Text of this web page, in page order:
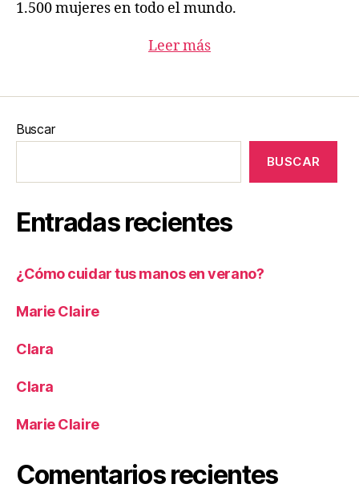
1.500 mujeres en todo el mundo.
Leer más
Buscar
BUSCAR
Entradas recientes
¿Cómo cuidar tus manos en verano?
Marie Claire
Clara
Clara
Marie Claire
Comentarios recientes